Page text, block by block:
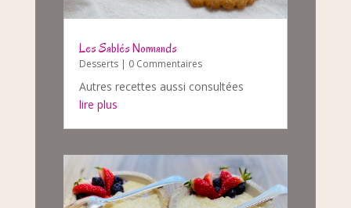
Les Sablés Normands
Desserts| 0 Commentaires
Autres recettes aussi consultées
lire plus